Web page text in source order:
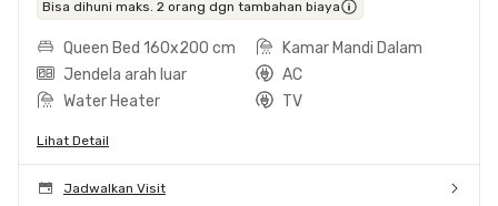
Bisa dihuni maks. 2 orang dgn tambahan biaya
Queen Bed 160x200 cm
Kamar Mandi Dalam
Jendela arah luar
AC
Water Heater
TV
Lihat Detail
Jadwalkan Visit